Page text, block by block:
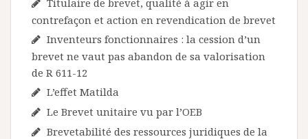
Titulaire de brevet, qualité à agir en
contrefaçon et action en revendication de brevet
Inventeurs fonctionnaires : la cession d’un
brevet ne vaut pas abandon de sa valorisation
de R 611-12
L’effet Matilda
Le Brevet unitaire vu par l’OEB
Brevetabilité des ressources juridiques de la